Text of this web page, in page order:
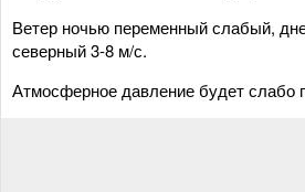
Ветер ночью переменный слабый,
северный 3-8 м/с.
Атмосферное давление будет слабо